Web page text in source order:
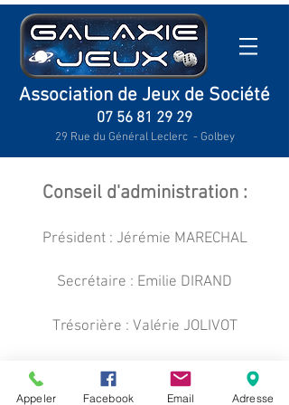
Association de Jeux de Société
07 56 81 29 29
29 Rue du Général Leclerc - Golbey
Conseil d'administration :
Président : Jérémie MARECHAL
Secrétaire : Emilie DIRAND
Trésorière : Valérie JOLIVOT
Membres sans fonction :
Appeler Facebook Email Adresse